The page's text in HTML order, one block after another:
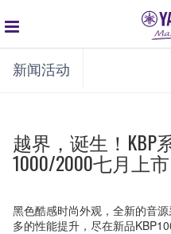
global
navigation
新闻活动
越界，诞生！KBP
1000/2000七月上市
黑色酷感时尚外观，全新的音
多的性能提升，尽在新品